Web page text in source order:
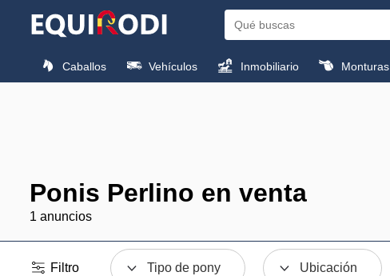
Caballos Vehículos Inmobiliario Monturas
Ponis Perlino en venta
1 anuncios
Filtro Tipo de pony Ubicación